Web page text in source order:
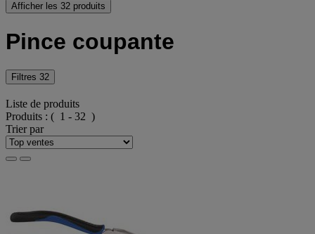
Afficher les 32 produits
Pince coupante
Filtres 32
Liste de produits
Produits : ( 1 - 32 )
Trier par